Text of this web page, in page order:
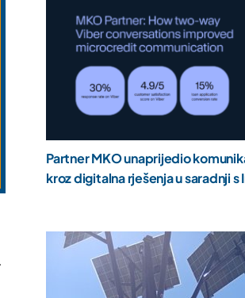
Partner MKO unaprijedio
kroz digitalna rješenja u saradnji